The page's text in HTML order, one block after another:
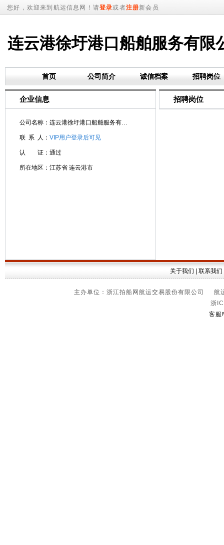
您好，欢迎来到航运信息网！请登录或者注册新会员
连云港徐圩港口船舶服务有限
首页 公司简介 诚信档案 招聘岗位
企业信息
公司名称：连云港徐圩港口船舶服务有限公司
联 系 人： VIP用户登录后可见
认 证：通过
所在地区：江苏省 连云港市
招聘岗位
关于我们 联系我们
主办单位：浙江拍船网航运交易股份有限公司
浙
客服